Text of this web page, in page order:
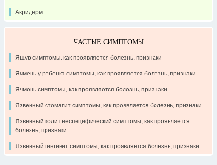
Акридерм
ЧАСТЫЕ СИМПТОМЫ
Ящур симптомы, как проявляется болезнь, признаки
Ячмень у ребенка симптомы, как проявляется болезнь, признаки
Ячмень симптомы, как проявляется болезнь, признаки
Язвенный стоматит симптомы, как проявляется болезнь, признаки
Язвенный колит неспецифический симптомы, как проявляется
болезнь, признаки
Язвенный гингивит симптомы, как проявляется болезнь, признаки